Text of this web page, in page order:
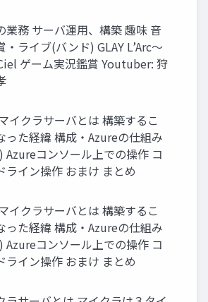
業務 サーバ運用、構築 趣味 音
・ライブ(バンド) GLAY L’Arc～
ゲーム実況鑑賞 Youtuber: 狩
イクラサーバとは 構築するこ
った経緯 構成・Azureの仕組み
Azureコンソール上での操作 コ
ライン操作 おまけ まとめ
イクラサーバとは 構築するこ
った経緯 構成・Azureの仕組み
Azureコンソール上での操作 コ
ライン操作 おまけ まとめ